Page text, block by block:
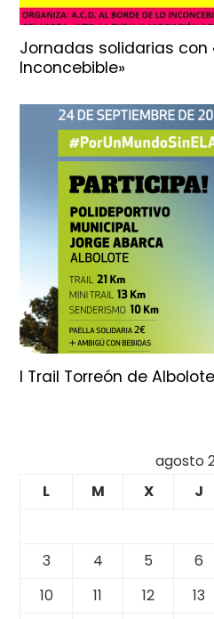
Jornadas solidarias con
Inconcebible»
I Trail Torreón de Albolote
agosto
L
M X J
3
4 5 6
10
11 12 13